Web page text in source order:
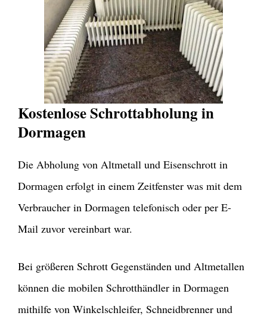
Kostenlose Schrottabholung in
Dormagen
Die Abholung von Altmetall und Eisenschrott in
Dormagen erfolgt in einem Zeitfenster was mit dem
Verbraucher in Dormagen telefonisch oder per E-
Mail zuvor vereinbart war.
Bei größeren Schrott Gegenständen und Altmetallen
können die mobilen Schrotthändler in Dormagen
mithilfe von Winkelschleifer, Schneidbrenner und